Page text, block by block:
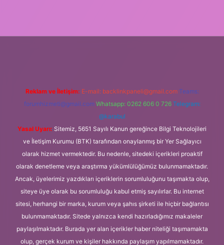
Reklam ve İletişim: E-mail: backlinkpaneli@gmail.com Teams:
forumhizmeti@gmail.com Whatsapp: 0262 606 0 726 Telegram:
@karabul
Yasal Uyarı: Sitemiz, 5651 Sayılı Kanun gereğince Bilgi Teknolojileri
ve İletişim Kurumu (BTK) tarafından onaylanmış bir Yer Sağlayıcı
olarak hizmet vermektedir. Bu nedenle, sitedeki içerikleri proaktif
olarak denetleme veya araştırma yükümlülüğümüz bulunmamaktadır.
Ancak, üyelerimiz yazdıkları içeriklerin sorumluluğunu taşımakta olup,
siteye üye olarak bu sorumluluğu kabul etmiş sayılırlar. Bu internet
sitesi, herhangi bir marka, kurum veya şahıs şirketi ile hiçbir bağlantısı
bulunmamaktadır. Sitede yalnızca kendi hazırladığımız makaleler
paylaşılmaktadır. Burada yer alan içerikler haber niteliği taşımamakta
olup, gerçek kurum ve kişiler hakkında paylaşım yapılmamaktadır.